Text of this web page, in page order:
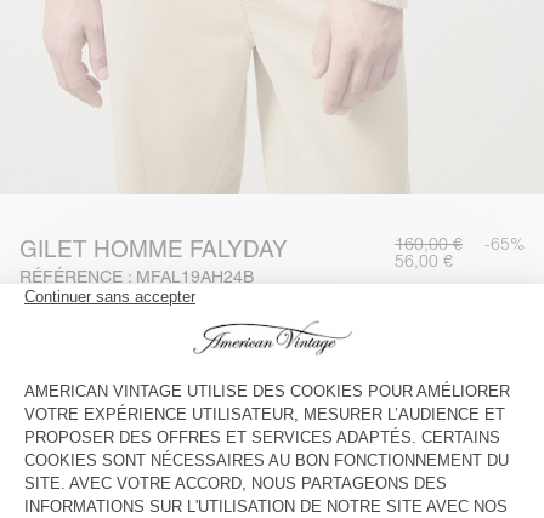
GILET HOMME FALYDAY
RÉFÉRENCE : MFAL19AH24B
160,00 € -65%
56,00 €
| BISCUIT CHINE
S M L XL